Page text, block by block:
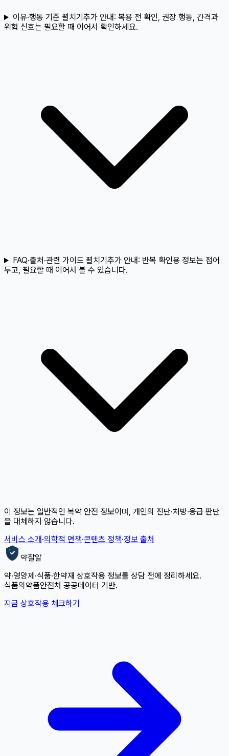
이유·행동 기준 펼치기추가 안내: 복용 전 확인, 권장 행동, 간격과
위험 신호는 필요할 때 이어서 확인하세요.
FAQ·출처·관련 가이드 펼치기추가 안내: 반복 확인용 정보는 접어
두고, 필요할 때 이어서 볼 수 있습니다.
이 정보는 일반적인 복약 안전 정보이며, 개인의 진단·처방·응급 판단
을 대체하지 않습니다.
서비스 소개·의학적 면책·콘텐츠 정책·정보 출처
약잘알
약·영양제·식품·한약재 상호작용 정보를 상담 전에 정리하세요.
식품의약품안전처 공공데이터 기반.
지금 상호작용 체크하기